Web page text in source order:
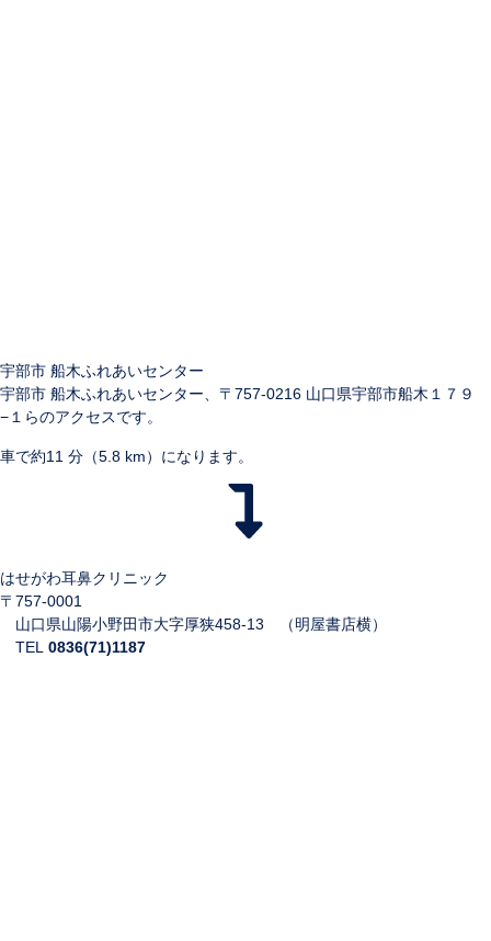
宇部市 船木ふれあいセンター
宇部市 船木ふれあいセンター、〒757-0216 山口県宇部市船木１７９
−１らのアクセスです。
車で約11 分（5.8 km）になります。
はせがわ耳鼻クリニック
〒757-0001
山口県山陽小野田市大字厚狭458-13 （明屋書店横）
TEL 0836(71)1187